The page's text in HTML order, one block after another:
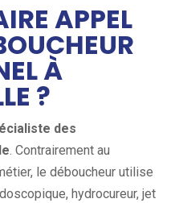
APPEL
À
?
des
. Contrairement au
le déboucheur utilise
hydrocureur, jet